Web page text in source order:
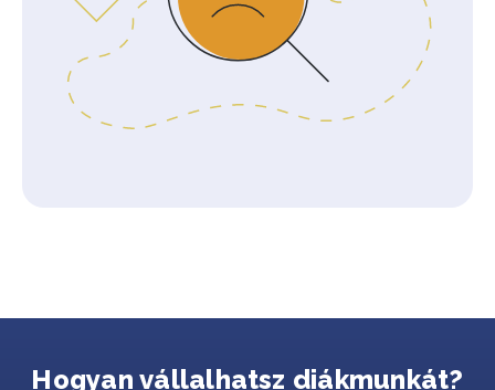
Hogyan vállalhatsz diákmunkát?